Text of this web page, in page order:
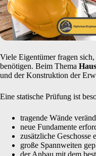
Viele Eigentümer fragen
benötigen. Beim Thema
und der Konstruktion der
Eine statische Prüfung ist
tragende Wände
neue Fundamente
zusätzliche Geschosse
große Spannweiten
der Anbau mit dem